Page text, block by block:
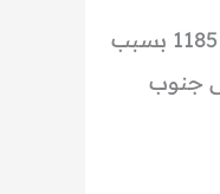
تأجيل فصل ون بيس 1185 بسبب
جنوب